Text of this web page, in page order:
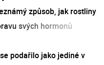
způsob, jak rostliny
svých hormonů
podařilo jako jediné v